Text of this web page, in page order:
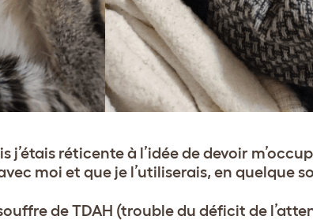
j’étais réticente à l’idée de devoir
moi et que je l’utiliserais, en quelque
de TDAH (trouble du déficit de